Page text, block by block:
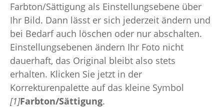
Farbton/Sättigung als Einstellungsebene über
Ihr Bild. Dann lässt er sich jederzeit ändern und
bei Bedarf auch löschen oder nur abschalten.
Einstellungsebenen ändern Ihr Foto nicht
dauerhaft, das Original bleibt also stets
erhalten. Klicken Sie jetzt in der
Korrekturenpalette auf das kleine Symbol
[1]Farbton/Sättigung.